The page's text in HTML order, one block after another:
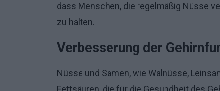
dass Menschen, die regelmäßig Nüsse
zu halten.
Verbesserung der
Nüsse und Samen, wie Walnüsse,
Fettsäuren, die für die Gesundheit des